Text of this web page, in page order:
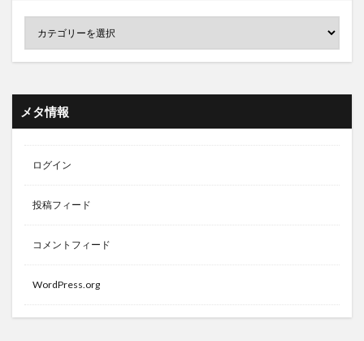
メタ情報
ログイン
投稿フィード
コメントフィード
WordPress.org